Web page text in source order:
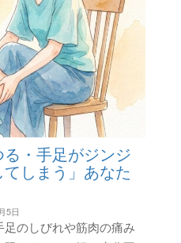
る・手足がジンジ
しまう」あなた
5日
足のしびれや筋肉の痛み